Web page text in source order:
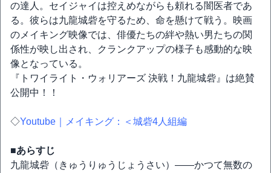
の達人。セイジャイは控えめながらも頼れる闇医者であ
る。彼らは九龍城砦を守るため、命を懸けて戦う。映画
のメイキング映像では、俳優たちの絆や熱い男たちの関
係性が映し出され、クランクアップの様子も感動的な映
像となっている。
『トワイライト・ウォリアーズ 決戦！九龍城砦』は絶賛
公開中！！
◇Youtube｜メイキング：＜城砦4人組編
■あらすじ
九龍城砦（きゅうりゅうじょうさい）――かつて無数の